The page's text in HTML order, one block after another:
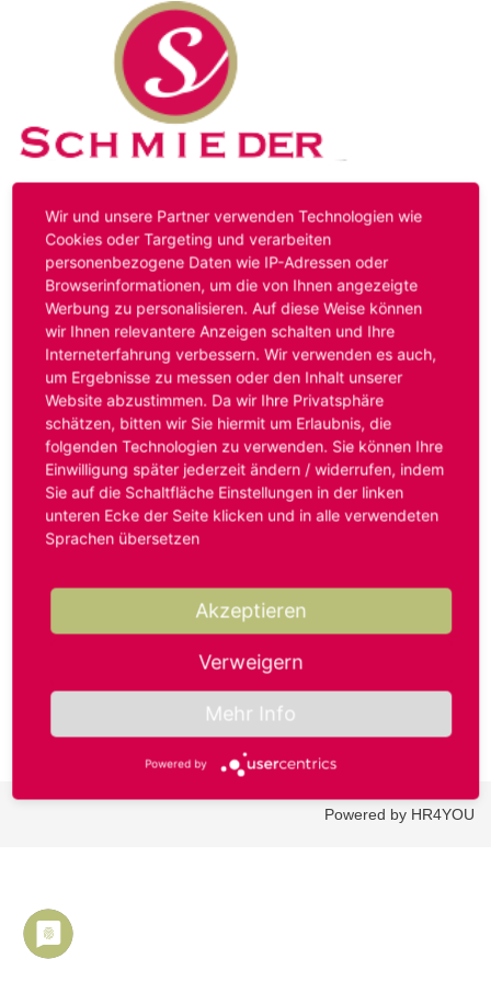
Kontakt Impressum Datenschutz
Hinweis:Das von ihnen aufgerufene Stellenangebot ist
bereits ausgelaufen. Alternative Stellenanzeigen finden
Sie unter:
www.schmieder-personal.de/stellenangebote
Oder Sie bewerben sich
initiativund wir suchen für Sie
passende Stellenangebote.
Anmelden
Benutzername oder E-Mail-Adresse*
Passwort*
Powered by HR4YOU
Wir und unsere Partner verwenden Technologien wie
Cookies oder Targeting und verarbeiten
personenbezogene Daten wie IP-Adressen oder
Browserinformationen, um die von Ihnen angezeigte
Werbung zu personalisieren. Auf diese Weise können
wir Ihnen relevantere Anzeigen schalten und Ihre
Interneterfahrung verbessern. Wir verwenden es auch,
um Ergebnisse zu messen oder den Inhalt unserer
Website abzustimmen. Da wir Ihre Privatsphäre
schätzen, bitten wir Sie hiermit um Erlaubnis, die
folgenden Technologien zu verwenden. Sie können Ihre
Einwilligung später jederzeit ändern / widerrufen, indem
Sie auf die Schaltfläche Einstellungen in der linken
unteren Ecke der Seite klicken und in alle verwendeten
Sprachen übersetzen
Akzeptieren
Verweigern
Mehr Info
Powered by